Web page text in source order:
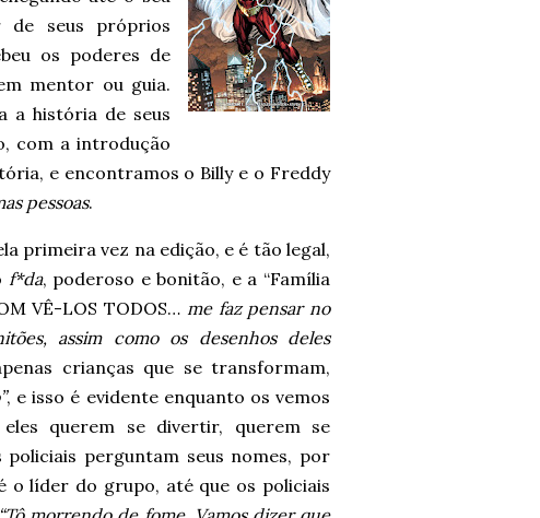
de seus próprios
os poderes de
mentor ou guia.
a história de seus
com a introdução
e encontramos o Billy e o Freddy
pessoas.
primeira vez na edição, e é tão legal,
f*da, poderoso e bonitão, e a “Família
VÊ-LOS TODOS… me faz pensar no
assim como os desenhos deles
crianças que se transformam,
, e isso é evidente enquanto os vemos
querem se divertir, querem se
perguntam seus nomes, por
o líder do grupo, até que os policiais